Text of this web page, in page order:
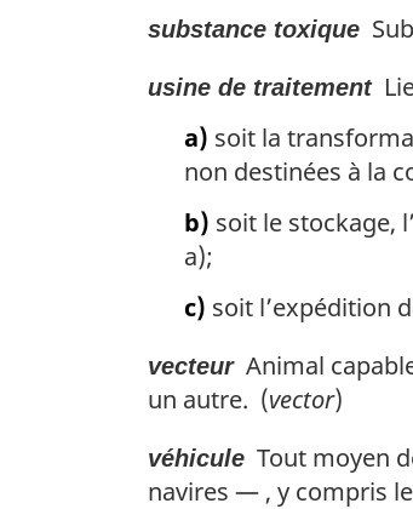
substance toxique
usine de traitement
a) soit la
non destinées à la
b) soit le stockage,
a);
c) soit l’expédition
vecteurAnimal
un autre. (vector)
véhicule Tout moyen
navires — , y compris